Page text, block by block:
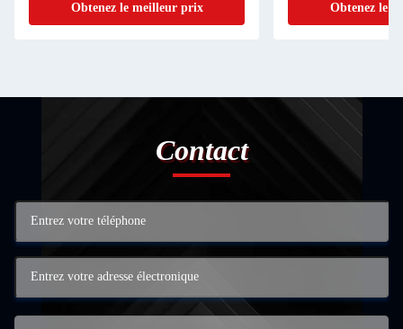
Obtenez le meilleur prix
Obtenez le
Contact